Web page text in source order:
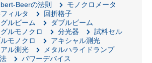
Beerの法則
モノクロメータ
ィルタ
回折格子
ルビーム
ダブルビーム
ルモノクロ
分光器
試料セル
モノクロ
アキシャル測光
ル測光
メタルハライドランプ
パワーデバイス